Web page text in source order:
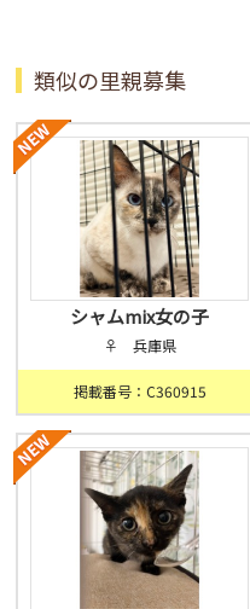
類似の里親募集
シャムmix女の子
♀ 兵庫県
掲載番号：C360915